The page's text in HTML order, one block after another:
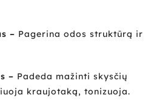
– Pagerina odos struktūrą ir
– Padeda mažinti skysčių
kraujotaką, tonizuoja.